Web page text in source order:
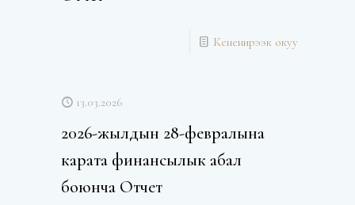
Кененирээк окуу
13.03.2026
2026-жылдын 28-февралына
карата финансылык абал
боюнча Отчет